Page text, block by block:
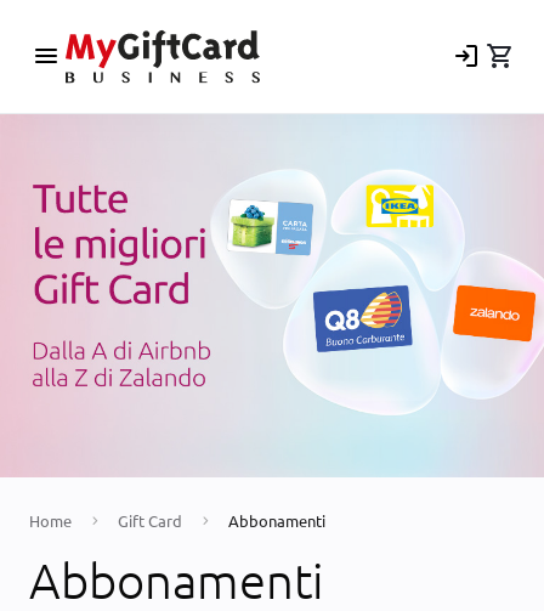
menu login shopping_cart
Home Gift Card Abbonamenti
Abbonamenti